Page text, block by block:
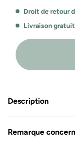
Droit de retour
Livraison
Description
Remarque